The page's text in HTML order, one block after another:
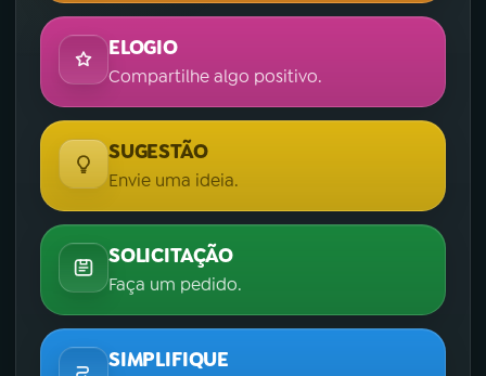
ELOGIO
Compartilhe algo positivo.
SUGESTÃO
Envie uma ideia.
SOLICITAÇÃO
Faça um pedido.
SIMPLIFIQUE